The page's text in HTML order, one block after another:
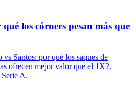
los córners pesan más que
Santos: por qué los saques de
ofrecen mejor valor que el 1X2.
A.